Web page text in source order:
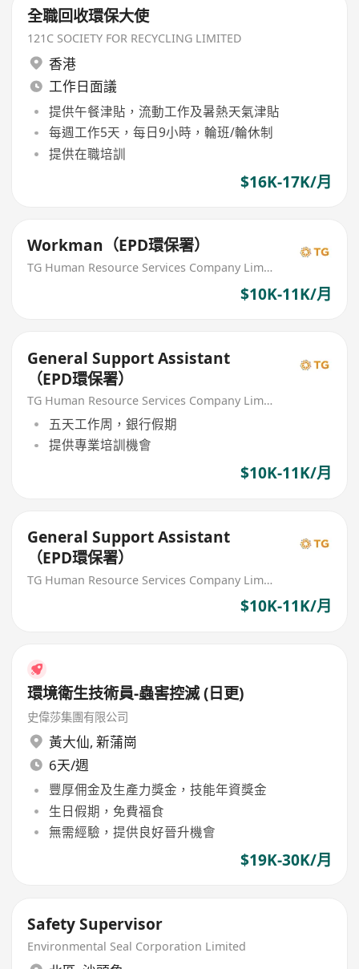
全職回收環保大使
121C SOCIETY FOR RECYCLING LIMITED
香港
工作日面議
提供午餐津貼，流動工作及暑熱天氣津貼
每週工作5天，每日9小時，輪班/輪休制
提供在職培訓
$16K-17K/月
Workman（EPD環保署）
TG Human Resource Services Company Limited
$10K-11K/月
General Support Assistant
（EPD環保署）
TG Human Resource Services Company Limited
五天工作周，銀行假期
提供專業培訓機會
$10K-11K/月
General Support Assistant
（EPD環保署）
TG Human Resource Services Company Limited
$10K-11K/月
環境衛生技術員-蟲害控滅 (日更)
史偉莎集團有限公司
黃大仙, 新蒲崗
6天/週
豐厚佣金及生產力獎金，技能年資獎金
生日假期，免費福食
無需經驗，提供良好晉升機會
$19K-30K/月
Safety Supervisor
Environmental Seal Corporation Limited